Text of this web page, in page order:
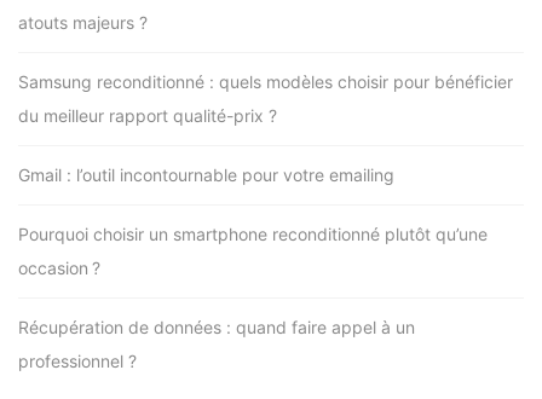
atouts majeurs ?
Samsung reconditionné : quels modèles choisir pour bénéficier
du meilleur rapport qualité-prix ?
Gmail : l’outil incontournable pour votre emailing
Pourquoi choisir un smartphone reconditionné plutôt qu’une
occasion ?
Récupération de données : quand faire appel à un
professionnel ?